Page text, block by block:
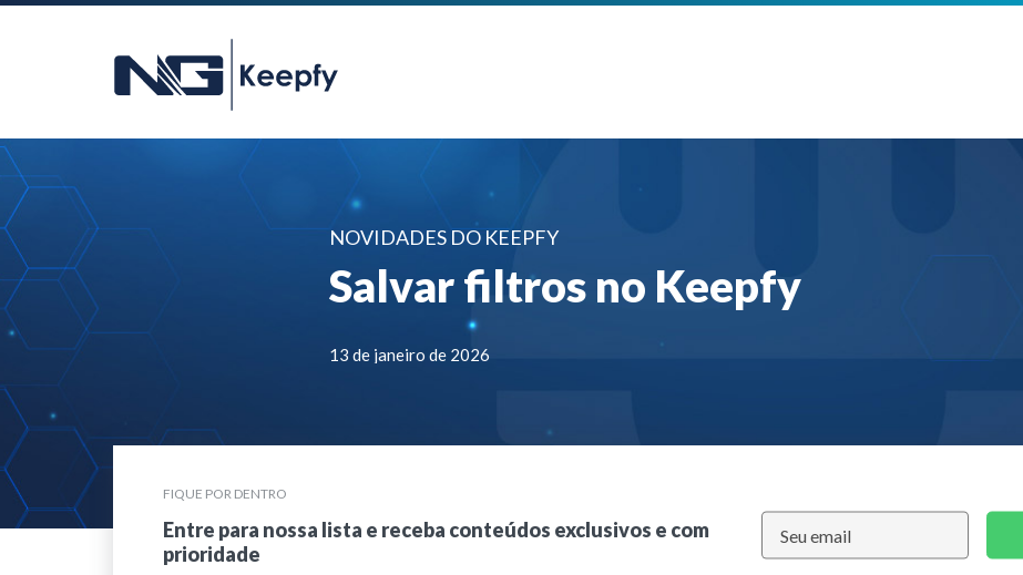
NOVIDADES DO KEEPFY
Salvar filtros no Keepfy
13 de janeiro de 2026
FIQUE POR DENTRO
Entre para nossa lista e receba conteúdos exclusivos e com
prioridade